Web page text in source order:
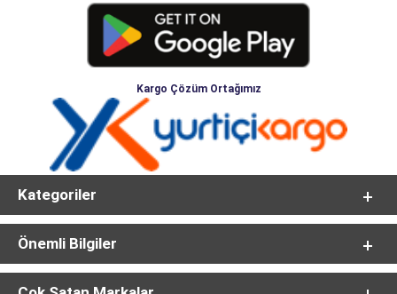
Kargo Çözüm Ortağımız
Kategoriler
Önemli Bilgiler